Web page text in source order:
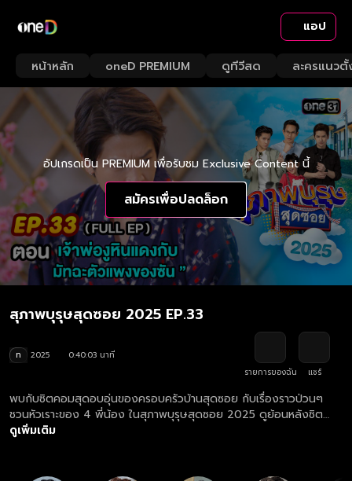
แอป
หน้าหลัก oneD PREMIUM ดูทีวีสด ละครแนวตั้
อัปเกรดเป็น PREMIUM เพื่อรับชม Exclusive Content นี้
สมัครเพื่อปลดล็อก
สุภาพบุรุษสุดซอย 2025 EP.33
ท 2025
0:40:03 นาที
รายการของฉัน
แชร์
พบกับซิตคอมสุดอบอุ่นของครอบครัวบ้านสุดซอย กับเรื่องราวป่วนๆ
ชวนหัวเราะของ 4 พี่น้อง ในสุภาพบุรุษสุดซอย 2025 ดูย้อนหลังซิต
คอม สุภาพบุรุษสุดซอย 2025 ตอนล่าสุด ที่แรก ที่เดียว ทุกวันเสาร์
ดูเพิ่มเติม